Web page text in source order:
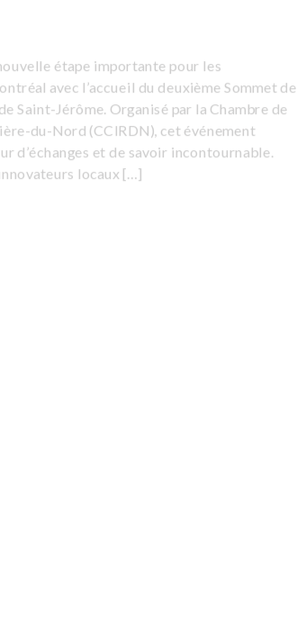
étape importante pour les
avec l’accueil du deuxième Sommet de
Saint-Jérôme. Organisé par la Chambre de
du-Nord (CCIRDN), cet événement
d’échanges et de savoir incontournable.
locaux […]